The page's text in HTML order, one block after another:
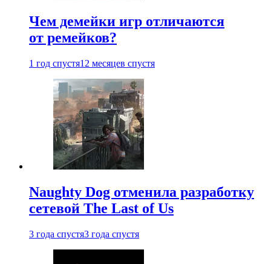
Чем демейки игр отличаются
от ремейков?
1 год спустя12 месяцев спустя
Naughty Dog отменила разработку
сетевой The Last of Us
3 года спустя3 года спустя